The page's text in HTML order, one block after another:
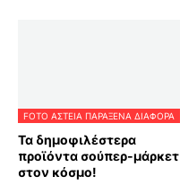
FOTO ΑΣΤΕΙΑ ΠΑΡΑΞΕΝΑ ΔΙΑΦΟΡΑ
Τα δημοφιλέστερα
προϊόντα σούπερ-μάρκετ
στον κόσμο!